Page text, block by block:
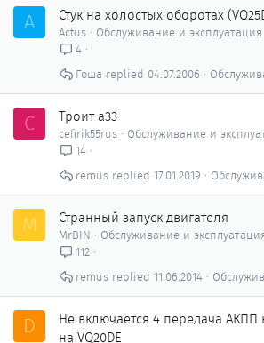
A Стук на холостых оборотах
Actus
Обслуживание и эксплуатация
4
04.07.2006
Гоша
C Троит a33
cefirik55rus
Обслуживание и
14
17.01.2019
remus
M Странный запуск двигателя
MrBIN
Обслуживание и
112
11.06.2014
remus
D
Не включается 4 передача АКПП
на VQ20DE